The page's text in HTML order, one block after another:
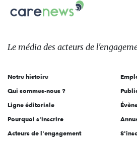
sur:
Carenews,
Le
des
l'engagement
Le média des acteurs de
Notre histoire
Qui sommes-nous ?
Ligne éditoriale
Pourquoi s'inscrire
Acteurs de l'engagement